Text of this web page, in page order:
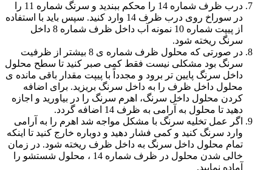
درب ظرف شماره 14 را محکم ببندید و سرنگ شماره 11 را
در سوراخ روی درب ظرف 14 وارد کنید. سپس باید با استفاده
از پیپت شماره 10 نمونه آب داخل ظرف شماره 8 داخل
سرنگ ریخته شود.
در صورتی که محلول ظرف شماره ی 8 بیشتر از ظرفیت
سرنگ بود مشکلی نیست فقط کمی صبر کنید تا سطح محلول
داخل سرنگ پایین تر برود و مجدداً با پیپت مقدار باقی مانده ی
محلول داخل ظرف را به داخل سرنگ بریزید. برای اضافه
کردن محلول داخل سرنگ، اهرم سرنگ را در بیاورید و اجازه
دهید تا محلول به آرامی به ظرف 14 اضافه گردد.
اگر عمل تخلیه سرنگ با مشکل مواجه شد اهرم را به آرامی
وارد سرنگ کنید و کمی فشار دهید و دوباره خارج کنید تا اینکه
تمام محلول داخل سرنگ به داخل ظرف ریخته شود. در زمان
خالی شدن محلول در ظرف شماره 14 ، محلول شستشو را
آماده نمایید.